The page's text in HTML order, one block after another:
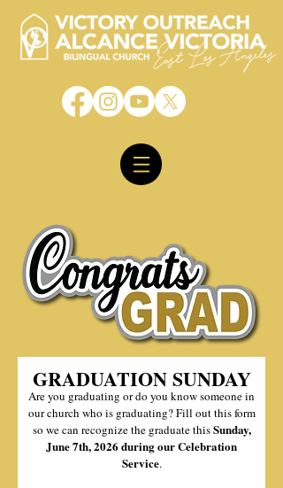
GRADUATION SUNDAY
Are you graduating or do you know someone in
our church who is graduating? Fill out this form
so we can recognize the graduate thisSunday,
June 7th, 2026 during our Celebration
Service.